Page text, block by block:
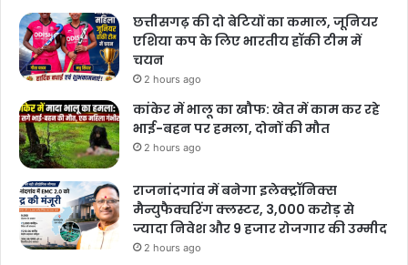
सही तरीके से अंजाम दिया या नहीं।
जिन चार मामलों में पूर्व पोप पर लापरवाही के आरोप लगे, वे सभी चाइल्ड अब्यूज
यानी बाल यौन शोषण से जुड़े हैं। तब बेनेडिक्ट को नाम जोसेफ रेटिंगर था और वो
म्यूनिख चर्च के आर्कबिशप थे। 1977 से 1982 तक वो इस पद पर रहे। आरोप है
कि उनके आर्कबिशप रहते हुए ये अपराध हुए थे। इतना ही नहीं जिन लोगों पर आरोप
लगे थे वे सभी चर्च में अहम पदों पर काम करते रहे।
विवादों के बाद वेटिकन ने चर्च के
कानून सख्त किए
छत्तीसगढ़ की दो बेटियों का कमाल, जूनियर
एशिया कप के लिए भारतीय हॉकी टीम में
चयन
2 hours ago
कांकेर में भालू का खौफ: खेत में काम कर रहे
भाई-बहन पर हमला, दोनों की मौत
2 hours ago
राजनांदगांव में बनेगा इलेक्ट्रॉनिक्स
मैन्युफैक्चरिंग क्लस्टर, 3,000 करोड़ से
ज्यादा निवेश और 9 हजार रोजगार की उम्मीद
2 hours ago